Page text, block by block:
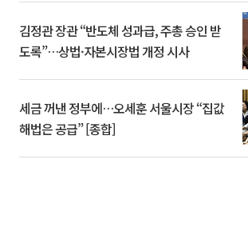
김정관 장관 “반도체 성과급, 주총 승인 받
도록”…상법·자본시장법 개정 시사
세금 꺼낸 정부에…오세훈 서울시장 “집값
해법은 공급” [종합]